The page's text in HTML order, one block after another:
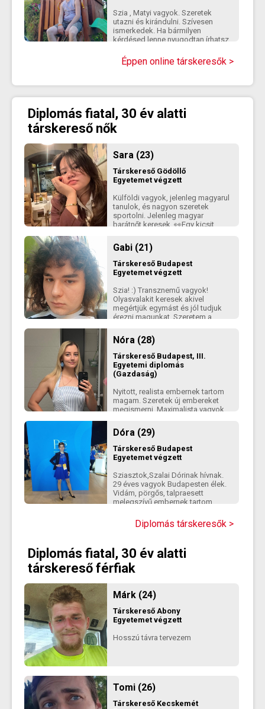
Szia , Matyi vagyok. Szeretek
utazni és kirándulni. Szívesen
ismerkedek. Ha bármilyen
kérdésed lenne nyugodtan írhatsz
Éppen online társkeresők >
Diplomás fiatal, 30 év alatti
társkereső nők
Sara (23)
Társkereső Gödöllő
Egyetemet végzett
Külföldi vagyok, jelenleg magyarul
tanulok, és nagyon szeretek
sportolni. Jelenleg magyar
barátnőt keresek. 👀Egy kicsit
szeretnék megismerni w/w my
style: soft and respectful english
prefer But Hungarian is okay I can
cook
Gabi (21)
Társkereső Budapest
Egyetemet végzett
Szia! :) Transznemű vagyok!
Olyasvalakit keresek akivel
megértjük egymást és jól tudjuk
érezni magunkat. Szeretem a
plusz pont ha te is ilyen vagy. :)
Nóra (28)
Társkereső Budapest, III.
Egyetemi diplomás
(Gazdaság)
Nyitott, realista embernek tartom
magam. Szeretek új embereket
megismerni. Maximalista vagyok
sportban és a magánéletben is.
Szeretek sportolni, az edzőterem
a második otthonom. Ezenkívül
szeretem a jó társasokat
szabaduló szobákat, táncolni,
egy jót túrázni szép helyeken.
Utazni is szívesen megyek, bár
egyedül nem a legkellemesebb. :)
Pénzügy, könyvelés területen
Dóra (29)
Társkereső Budapest
Egyetemet végzett
Sziasztok,Szalai Dórinak hívnak.
29 éves vagyok Budapesten élek.
Vidám, pörgős, talpraesett
melegszívű embernek tartom
viccelődni. Alapvetően boldognak
érzem magam, ez nem azt jelenti,
arra tart az életem amerre
szeretném. Szeretek kilépni a
komfortzónàmból, mert utána azt
érzem, hogy hozzáadtam
kapcsolatot keresek. Olyan társat
keresek, akivel együtt tudunk
fejlődni és kiegészítjük egymást.
Diplomás társkeresők >
Diplomás fiatal, 30 év alatti
társkereső férfiak
Márk (24)
Társkereső Abony
Egyetemet végzett
Hosszú távra tervezem
Tomi (26)
Társkereső Kecskemét